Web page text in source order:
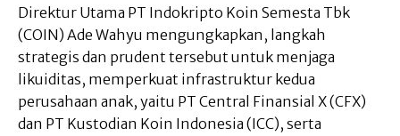
Direktur Utama PT Indokripto Koin Semesta Tbk
(COIN) Ade Wahyu mengungkapkan, langkah
strategis dan prudent tersebut untuk menjaga
likuiditas, memperkuat infrastruktur kedua
perusahaan anak, yaitu PT Central Finansial X (CFX)
dan PT Kustodian Koin Indonesia (ICC), serta